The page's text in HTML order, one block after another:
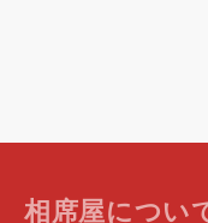
相席屋につい